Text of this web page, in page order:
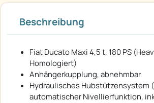
Beschreibung
Fiat Ducato Maxi 4,5 t, 180 PS
Homologiert)
Anhängerkupplung, abnehmbar
Hydraulisches Hubstützensystem
automatischer Nivellierfunktion,